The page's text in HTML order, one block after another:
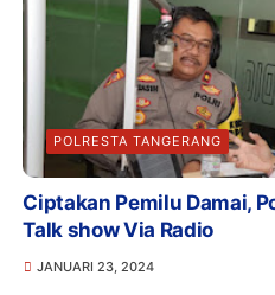
POLRESTA TANGERANG
Ciptakan Pemilu Damai,
Talk show Via Radio
JANUARI 23, 2024